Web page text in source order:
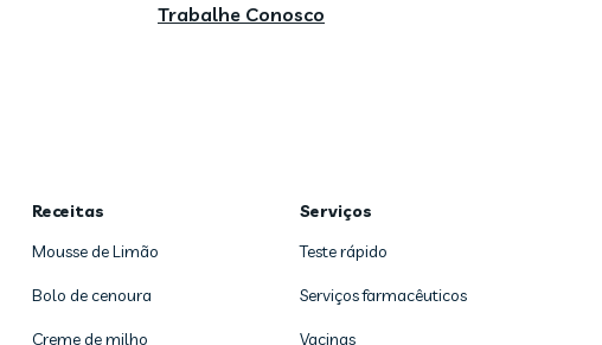
Trabalhe Conosco
Receitas
Mousse de Limão
Bolo de cenoura
Creme de milho
Serviços
Teste rápido
Serviços farmacêuticos
Vacinas